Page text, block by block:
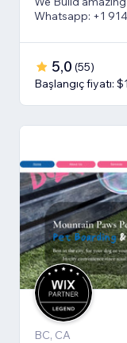
Whatsapp: +1
5,0 (55)
Başlangıç fiyatı:
BC, CA